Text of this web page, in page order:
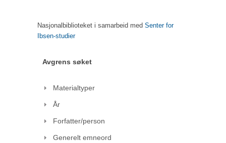
Nasjonalbiblioteket i samarbeid med Senter for
Ibsen-studier
Avgrens søket
Materialtyper
År
Forfatter/person
Generelt emneord